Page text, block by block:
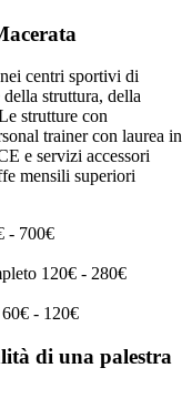
centri sportivi di
struttura, della
strutture con
trainer con laurea in
e servizi accessori
mensili superiori
- 700€
120€ - 280€
60€ - 120€
di una palestra